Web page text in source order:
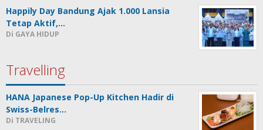
Happily Day Bandung Ajak 1.000 Lansia
Tetap Aktif,…
Di GAYA HIDUP
Travelling
HANA Japanese Pop-Up Kitchen Hadir di
Swiss-Belres…
Di TRAVELING